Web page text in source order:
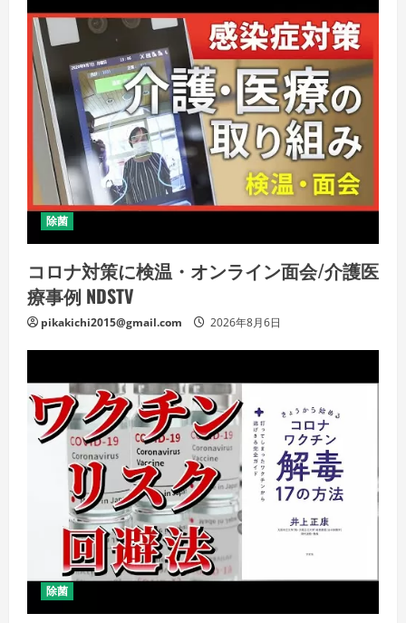
除菌
コロナ対策に検温・オンライン面会/介護医
療事例 NDSTV
pikakichi2015@gmail.com 2026年8月6日
除菌